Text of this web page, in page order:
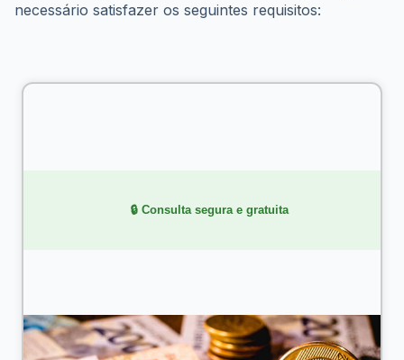
necessário satisfazer os seguintes requisitos: